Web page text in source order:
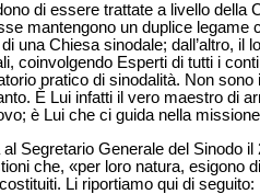
di essere trattate a livello
mantengono un duplice
una Chiesa sinodale; dall’altro,
coinvolgendo Esperti di tutti i
pratico di sinodalità. Non
È Lui infatti il vero maestro di
è Lui che ci guida nella
Segretario Generale del Sinodo
che, «per loro natura, esigono
Li riportiamo qui di seguito: